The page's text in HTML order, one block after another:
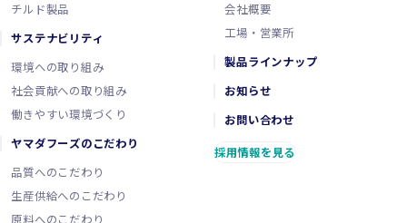
チルド製品
サステナビリティ
環境への取り組み
社会貢献への取り組み
働きやすい環境づくり
ヤマダフーズのこだわり
品質へのこだわり
生産供給へのこだわり
原料へのこだわり
会社概要
工場・営業所
製品ラインナップ
お知らせ
お問い合わせ
採用情報を見る